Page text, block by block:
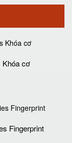
Khóa cơ
Fingerprint